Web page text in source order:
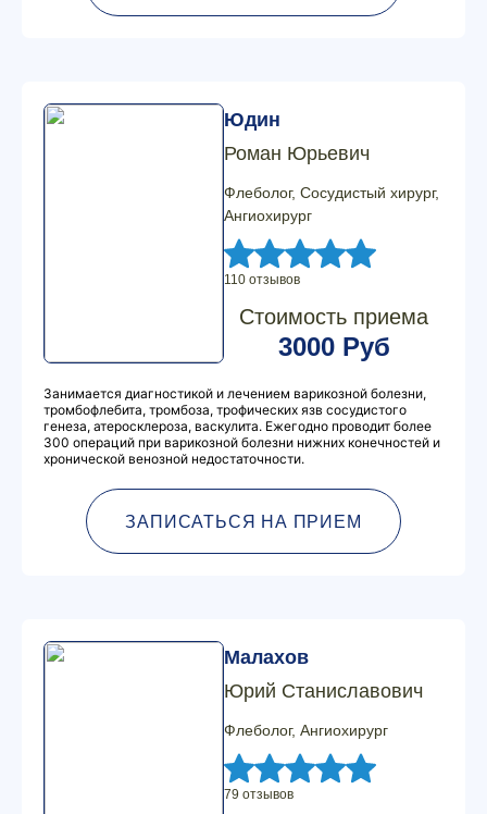
Юдин
Роман Юрьевич
Флеболог, Сосудистый хирург,
Ангиохирург
110 отзывов
Стоимость приема
3000 Руб
Занимается диагностикой и лечением варикозной болезни,
тромбофлебита, тромбоза, трофических язв сосудистого
генеза, атеросклероза, васкулита. Ежегодно проводит более
300 операций при варикозной болезни нижних конечностей и
хронической венозной недостаточности.
ЗАПИСАТЬСЯ НА ПРИЕМ
Малахов
Юрий Станиславович
Флеболог, Ангиохирург
79 отзывов